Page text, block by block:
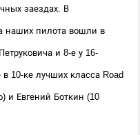
заездах. В
наших пилота вошли в
и 8-е у 16-
10-ке лучших класса Road
и Евгений Боткин (10